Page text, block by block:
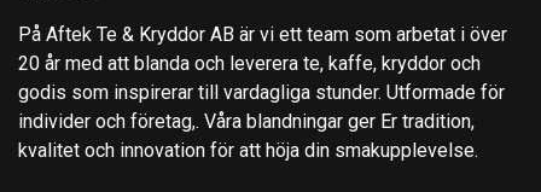
På Aftek Te & Kryddor AB är vi ett team som arbetat i över
20 år med att blanda och leverera te, kaffe, kryddor och
godis som inspirerar till vardagliga stunder. Utformade för
individer och företag,. Våra blandningar ger Er tradition,
kvalitet och innovation för att höja din smakupplevelse.